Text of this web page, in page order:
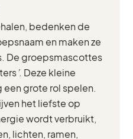
bedenken de
en maken ze
De groepsmascottes
’. Deze kleine
een grote rol spelen.
het liefste op
wordt verbruikt,
lichten, ramen,